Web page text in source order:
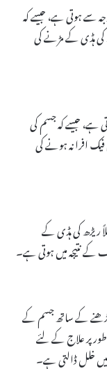
سے ہوتی ہے، جیسے کہ
ہڈی کے مڑنے کی
ہے، جیسے کہ جسم کی
افرا نہ ہونے کی
ریڑھ کی ہڈی کے
نتیجہ میں ہوتی ہے۔
کے ساتھ جسم کے
پر علاج کے لئے
خلل ڈالتی ہے۔